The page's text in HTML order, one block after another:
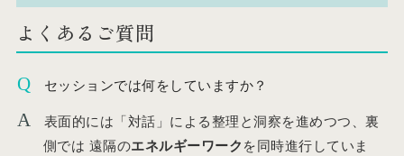
よくあるご質問
セッションでは何をしていますか？
表面的には「対話」による整理と洞察を進めつつ、裏
側では 遠隔のエネルギーワーク を同時進行していま